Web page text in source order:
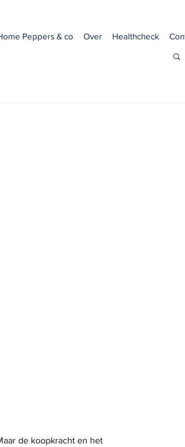
Peppers & co Over Healthcheck
de koopkracht en het